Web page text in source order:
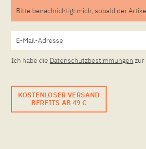
Bitte benachrichtigt mich, sobald der
Ich habe die Datenschutzbestimmungen zur
KOSTENLOSER VERSAND
BEREITS AB 49 €